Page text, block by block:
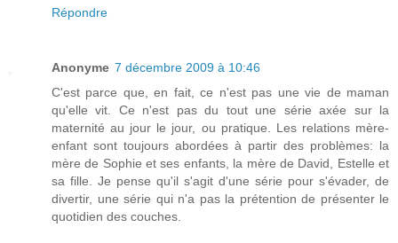
Répondre
Anonyme 7 décembre 2009 à 10:46
C'est parce que, en fait, ce n'est pas une vie de maman
qu'elle vit. Ce n'est pas du tout une série axée sur la
maternité au jour le jour, ou pratique. Les relations mère-
enfant sont toujours abordées à partir des problèmes: la
mère de Sophie et ses enfants, la mère de David, Estelle et
sa fille. Je pense qu'il s'agit d'une série pour s'évader, de
divertir, une série qui n'a pas la prétention de présenter le
quotidien des couches.